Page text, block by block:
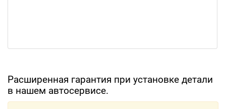
Расширенная гарантия при установке детали
в нашем автосервисе.